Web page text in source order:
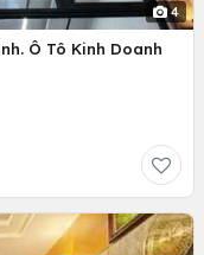
4
Ô Tô Kinh Doanh